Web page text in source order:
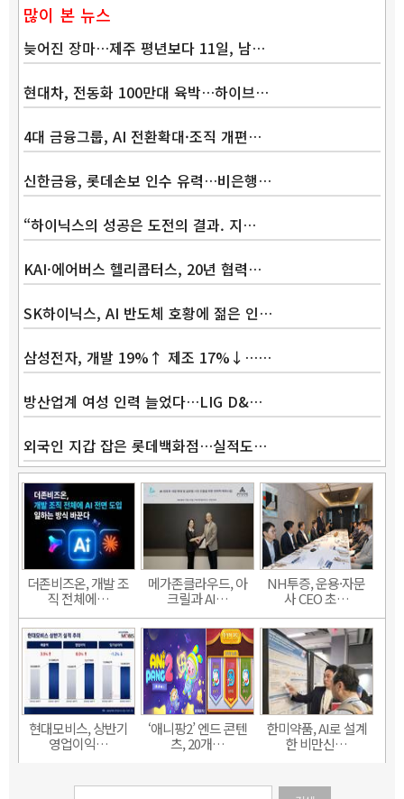
많이 본 뉴스
늦어진 장마…제주 평년보다 11일, 남…
현대차, 전동화 100만대 육박…하이브…
4대 금융그룹, AI 전환확대·조직 개편…
신한금융, 롯데손보 인수 유력…비은행…
“하이닉스의 성공은 도전의 결과. 지…
KAI·에어버스 헬리콥터스, 20년 협력…
SK하이닉스, AI 반도체 호황에 젊은 인…
삼성전자, 개발 19%↑ 제조 17%↓……
방산업계 여성 인력 늘었다…LIG D&…
외국인 지갑 잡은 롯데백화점…실적도…
더존비즈온, 개발 조
직 전체에…
메가존클라우드, 아
크릴과 AI…
NH투증, 운용·자문
사 CEO 초…
현대모비스, 상반기
영업이익…
‘애니팡2’ 엔드 콘텐
츠, 20개…
한미약품, AI로 설계
한 비만신…